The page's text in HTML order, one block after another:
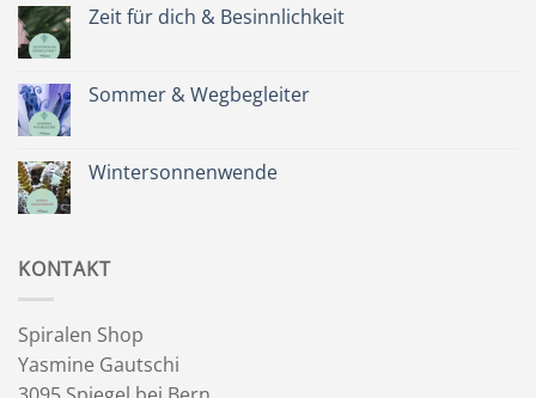
Spätsommer
&
Zeit für dich & Besinnlichkeit
Zeit
für
Sommer & Wegbegleiter
Sommer
&
Wintersonnenwende
KONTAKT
Spiralen Shop
Yasmine Gautschi